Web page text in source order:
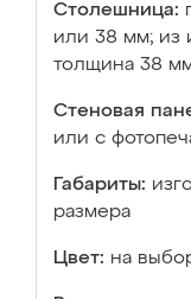
Столешница:
или 38 мм; из
толщина 38
Стеновая
или с
Габариты:
размера
Цвет: на